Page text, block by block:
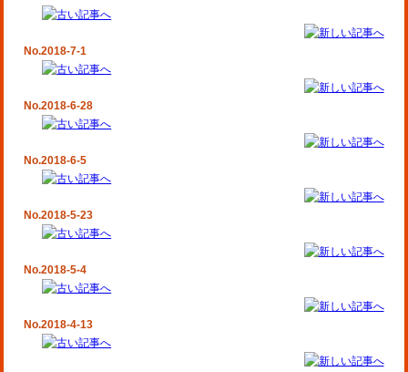
No.2018-7-1
No.2018-6-28
No.2018-6-5
No.2018-5-23
No.2018-5-4
No.2018-4-13